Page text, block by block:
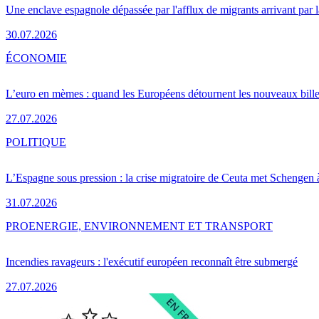
Une enclave espagnole dépassée par l'afflux de migrants arrivant par
30.07.2026
L’euro en mèmes : quand les Européens détournent les nouveaux
27.07.2026
ÉCONOMIE
L’Espagne sous pression : la crise migratoire de Ceuta met Schengen
31.07.2026
POLITIQUE
Incendies ravageurs : l'exécutif européen reconnaît être submergé
27.07.2026
PROENERGIE, ENVIRONNEMENT ET TRANSPORT